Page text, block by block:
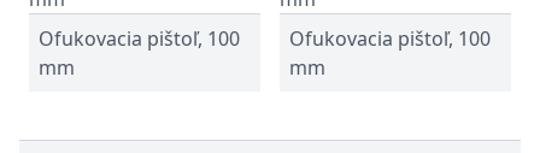
Ofukovacia pištoľ, 100
mm
Ofukovacia pištoľ, 100
mm